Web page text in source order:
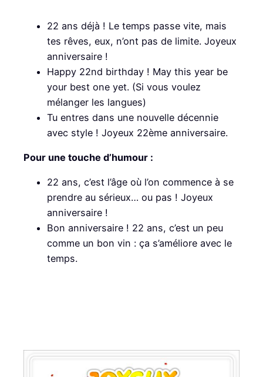
22 ans déjà ! Le temps passe vite, mais
tes rêves, eux, n’ont pas de limite. Joyeux
anniversaire !
Happy 22nd birthday ! May this year be
your best one yet. (Si vous voulez
mélanger les langues)
Tu entres dans une nouvelle décennie
avec style ! Joyeux 22ème anniversaire.
Pour une touche d’humour :
22 ans, c’est l’âge où l’on commence à se
prendre au sérieux… ou pas ! Joyeux
anniversaire !
Bon anniversaire ! 22 ans, c’est un peu
comme un bon vin : ça s’améliore avec le
temps.